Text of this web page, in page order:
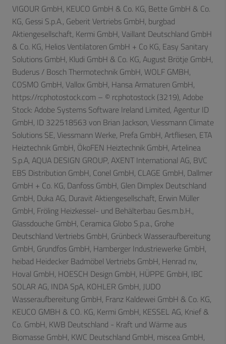
VIGOUR GmbH, KEUCO GmbH & Co. KG, Bette GmbH & Co.
KG, Gessi S.p.A., Geberit Vertriebs GmbH, burgbad
Aktiengesellschaft, Kermi GmbH, Vaillant Deutschland GmbH
& Co. KG, Helios Ventilatoren GmbH + Co KG, Easy Sanitary
Solutions GmbH, Kludi GmbH & Co. KG, August Brötje GmbH,
Buderus / Bosch Thermotechnik GmbH, WOLF GMBH,
COSMO GmbH, Vallox GmbH, Hansa Armaturen GmbH,
https://rcphotostock.com – © rcphotostock (3219), Adobe
Stock: Adobe Systems Software Ireland Limited, Agentur ID
GmbH, ID 322518563 von Brian Jackson, Viessmann Climate
Solutions SE, Viessmann Werke, Prefa GmbH, Artfliesen, ETA
Heiztechnik GmbH, ÖkoFEN Heiztechnik GmbH,Artelinea
S.p.A,AQUA DESIGN GROUP, AXENT International AG, BVC
EBS Distribution GmbH, Conel GmbH, CLAGE GmbH, Dallmer
GmbH + Co. KG, Danfoss GmbH, Glen Dimplex Deutschland
GmbH, Duka AG, Duravit Aktiengesellschaft, Erwin Müller
GmbH, Fröling Heizkessel- und Behälterbau Ges.m.b.H.,
Glassdouche GmbH, Ceramica Globo S.p.a., Grohe
Deutschland Vertriebs GmbH, Grünbeck Wasseraufbereitung
GmbH, Grundfos GmbH, Hamberger Industriewerke GmbH,
heibad Heidecker Badmöbel Vertriebs GmbH, Henrad nv,
Hoval GmbH, HOESCH Design GmbH, HÜPPE GmbH, IBC
SOLAR AG, INDA SpA, KOHLER GmbH, JUDO
Wasseraufbereitung GmbH, Franz Kaldewei GmbH & Co. KG,
KEUCO GMBH & CO. KG, Kermi GmbH, KESSEL AG, Knief &
Co. GmbH, KWB Deutschland - Kraft und Wärme aus
Biomasse GmbH, KWC Deutschland GmbH, miscea GmbH,